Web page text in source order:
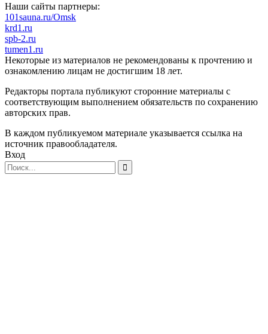
Наши сайты партнеры:
101sauna.ru/Omsk
krd1.ru
spb-2.ru
tumen1.ru
Некоторые из материалов не рекомендованы к прочтению и
ознакомлению лицам не достигшим 18 лет.
Редакторы портала публикуют сторонние материалы с
соответствующим выполнением обязательств по сохранению
авторских прав.
В каждом публикуемом материале указывается ссылка на
источник правообладателя.
Вход